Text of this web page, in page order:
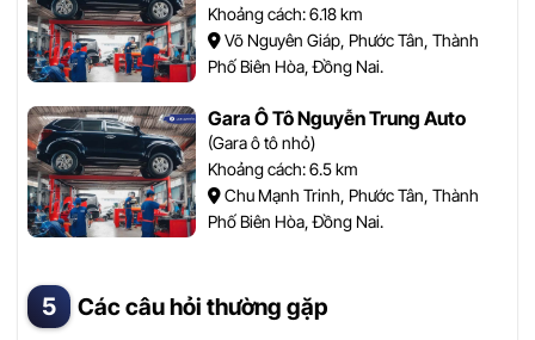
Khoảng cách: 6.18 km
Võ Nguyên Giáp, Phước Tân, Thành
Phố Biên Hòa, Đồng Nai.
Gara Ô Tô Nguyễn Trung Auto
(Gara ô tô nhỏ)
Khoảng cách: 6.5 km
Chu Mạnh Trinh, Phước Tân, Thành
Phố Biên Hòa, Đồng Nai.
Các câu hỏi thường gặp